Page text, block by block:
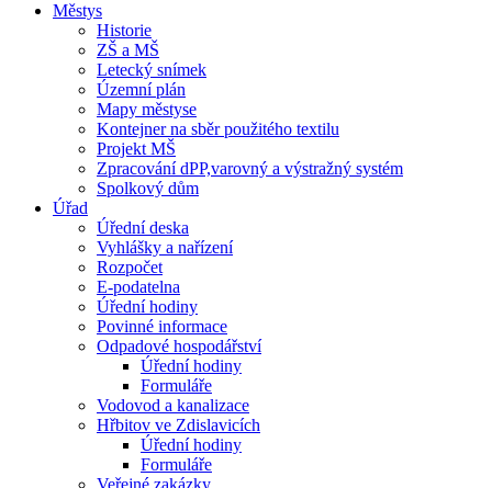
Městys
Historie
ZŠ a MŠ
Letecký snímek
Územní plán
Mapy městyse
Kontejner na sběr použitého textilu
Projekt MŠ
Zpracování dPP,varovný a výstražný systém
Spolkový dům
Úřad
Úřední deska
Vyhlášky a nařízení
Rozpočet
E-podatelna
Úřední hodiny
Povinné informace
Odpadové hospodářství
Úřední hodiny
Formuláře
Vodovod a kanalizace
Hřbitov ve Zdislavicích
Úřední hodiny
Formuláře
Veřejné zakázky